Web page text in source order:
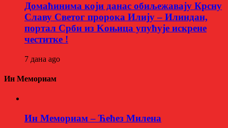
Домаћинима који данас обиљежавају Крсну
Славу Светог пророка Илију – Илиндан,
портал Срби из Kоњица упућује искрене
честитке !
7 дана ago
Ин Мемориам
Ин Мемориам – Ћећез Милена